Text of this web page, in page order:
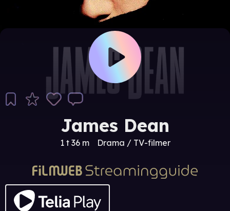
James Dean
1 t 36 m Drama / TV-filmer